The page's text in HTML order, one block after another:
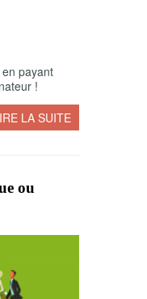
payant
!
LA SUITE
ou